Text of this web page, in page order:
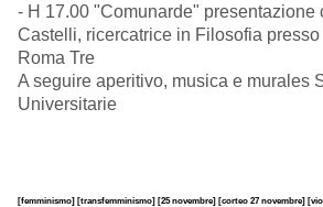
- H 17.00 "Comunarde" presentazione
Castelli, ricercatrice in Filosofia
Roma Tre
A seguire aperitivo, musica e murales
Universitarie
[femminismo] [transfemminismo] [25 novembre] [corteo 27 novembre]